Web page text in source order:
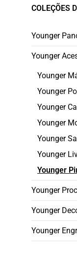
COLEÇÕES
Younger
Younger
Younger
Younger
Younger
Younger
Younger
Younger
Younger
Younger
Younger
Younger